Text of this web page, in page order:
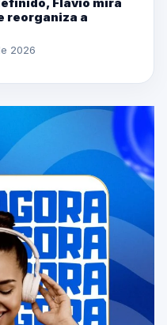
Flávio mira
reorganiza a
2026